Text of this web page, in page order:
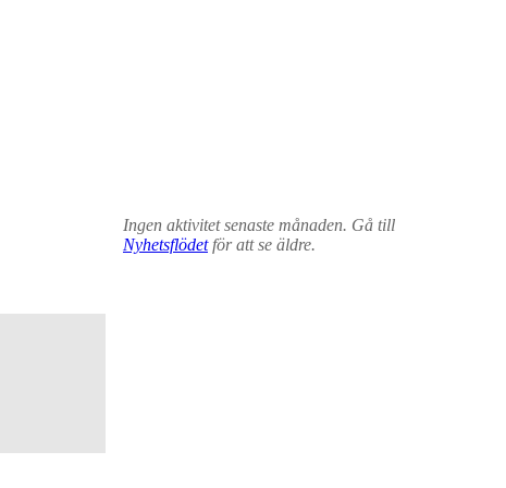
Ingen aktivitet senaste månaden. Gå till
Nyhetsflödetför att se äldre.